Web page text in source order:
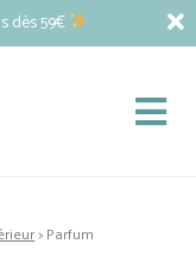
dès 59€
> Parfum